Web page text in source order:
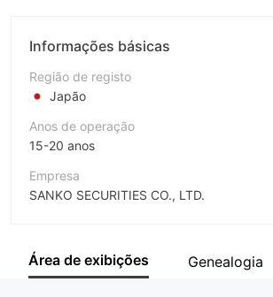
Informações básicas
Região de registo
Japão
Anos de operação
15-20 anos
Empresa
SANKO SECURITIES CO., LTD.
Funcionário da empresa
Área de exibições Genealogia